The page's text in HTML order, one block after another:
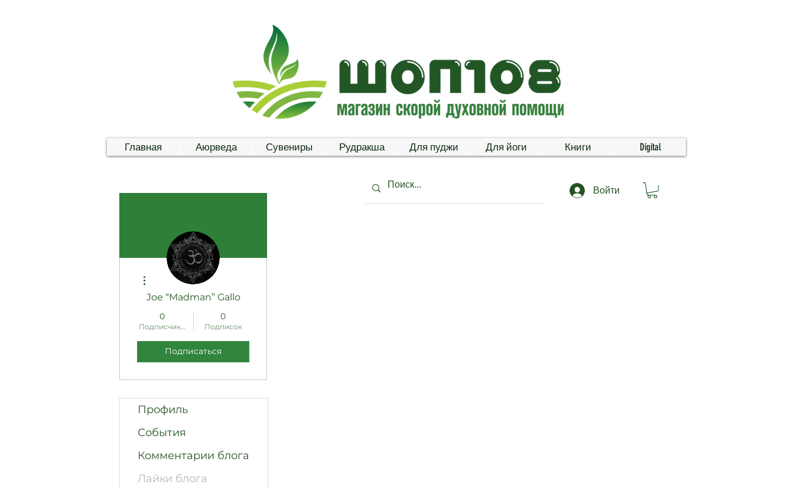
Главная Аюрведа Сувениры Рудракша Для пуджи Для йоги Книги Digital
Войти
Joe “Madman” Gallo
0
Подписчиков
0
Подписок
Подписаться
Другие действия
Профиль
События
Комментарии блога
Лайки блога